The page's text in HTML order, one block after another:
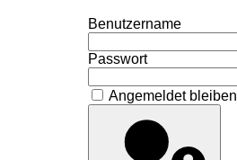
Benutzername
Passwort
Angemeldet bleiben